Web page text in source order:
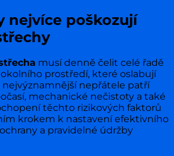
nejvíce poškozují
musí denně čelit celé řadě
prostředí, které oslabují
nepřátele patří
mechanické nečistoty a také
těchto rizikových faktorů
krokem k nastavení efektivního
a pravidelné údržby